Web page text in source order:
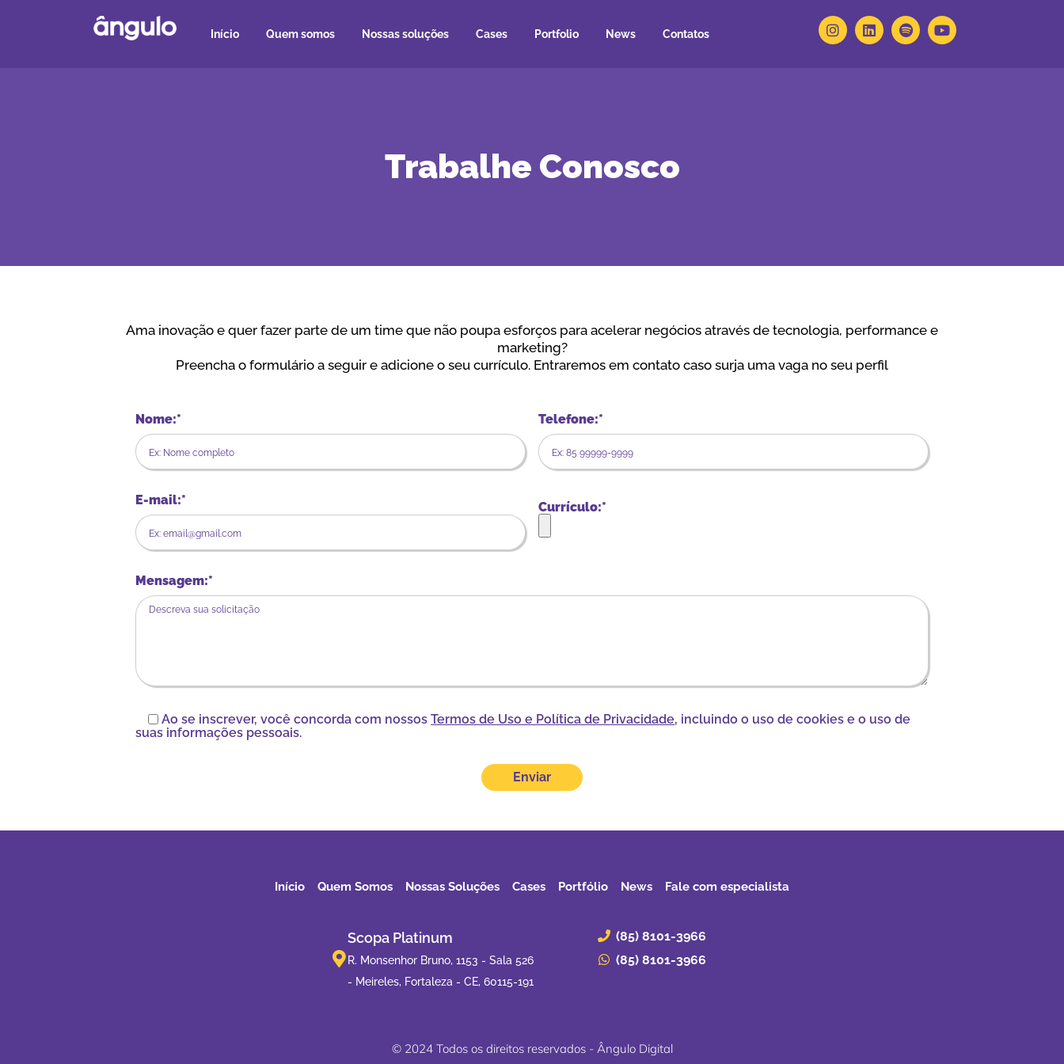
Início Quem somos Nossas soluções Cases Portfolio News Contatos
Trabalhe Conosco
Ama inovação e quer fazer parte de um time que não poupa esforços para acelerar negócios através de tecnologia, performance e
marketing?
Preencha o formulário a seguir e adicione o seu currículo. Entraremos em contato caso surja uma vaga no seu perfil
Nome:* Telefone:*
E-mail:* Currículo:*
Mensagem:*
Ao se inscrever, você concorda com nossosTermos de Uso e Política de Privacidade, incluindo o uso de cookies e o uso de
suas informações pessoais.
Início Quem Somos Nossas Soluções Cases Portfólio News Fale com especialista
Scopa Platinum
R. Monsenhor Bruno, 1153 - Sala 526
- Meireles, Fortaleza - CE, 60115-191
(85) 8101-3966
(85) 8101-3966
© 2024 Todos os direitos reservados - Ângulo Digital